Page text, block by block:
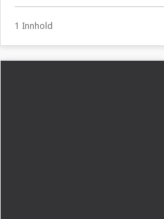
1 Innhold